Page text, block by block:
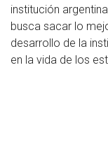
institución
busca sacar lo
desarrollo de la
en la vida de los